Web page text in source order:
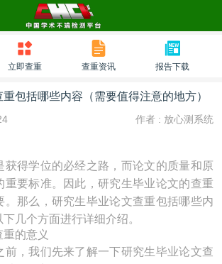
立即查重 查重资讯 报告下载
包括哪些内容（需要值得注意的地方）
作者 : 放心测系统
获得学位的必经之路，而论文的质量和原
重要标准。因此，研究生毕业论文的查重
。那么，研究生毕业论文查重包括哪些内
几个方面进行详细介绍。
的意义
前，我们先来了解一下研究生毕业论文查